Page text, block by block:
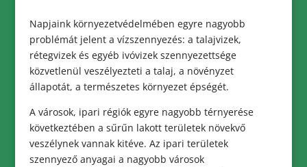
Napjaink környezetvédelmében egyre nagyobb
problémát jelent a vízszennyezés: a talajvizek,
rétegvizek és egyéb ivóvizek szennyezettsége
közvetlenül veszélyezteti a talaj, a növényzet
állapotát, a természetes környezet épségét.
A városok, ipari régiók egyre nagyobb térnyerése
következtében a sűrűn lakott területek növekvő
veszélynek vannak kitéve. Az ipari területek
szennyező anyagai a nagyobb városok